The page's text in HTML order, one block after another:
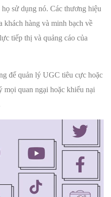
sử dụng nó. Các thương hiệu
khách hàng và minh bạch về
tiếp thị và quảng cáo của
để quản lý UGC tiêu cực hoặc
mọi quan ngại hoặc khiếu nại